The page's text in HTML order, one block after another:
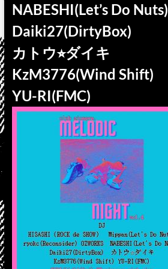
NABESHI(Let’s Do Nuts)
Daiki27(DirtyBox)
カトウ⭐︎ダイキ
KzM3776(Wind Shift)
YU-RI(FMC)